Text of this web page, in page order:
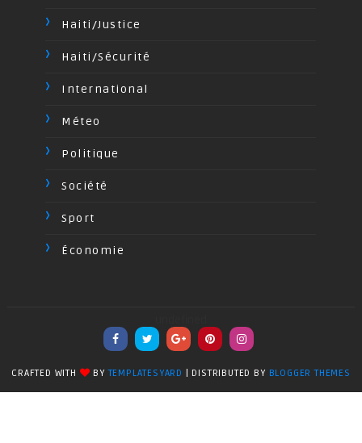
Haiti/Justice
Haiti/Sécurité
International
Méteo
Politique
Société
Sport
Économie
CRAFTED WITH BYTEMPLATESYARD | DISTRIBUTED BY BLOGGER THEMES